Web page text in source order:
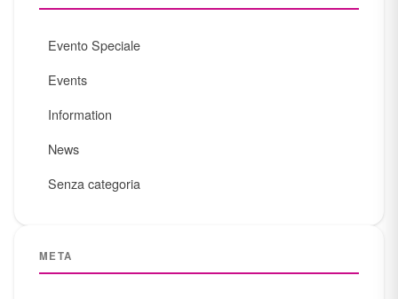
Evento Speciale
Events
Information
News
Senza categoria
META